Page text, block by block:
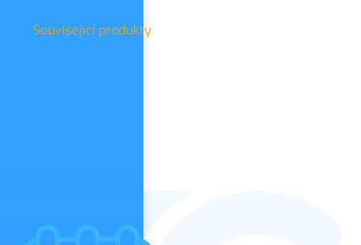
Související produkty